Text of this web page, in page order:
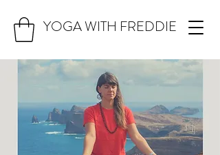
YOGA WITH FREDDIE